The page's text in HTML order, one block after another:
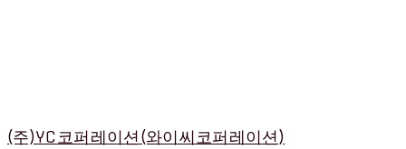
(주)YC코퍼레이션(와이씨코퍼레이션)